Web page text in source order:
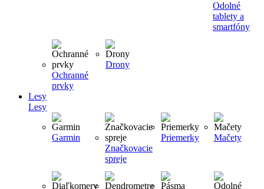
Odolné
tablety a
smartfóny
Ochranné
prvky
Drony
Lesy
Lesy
Garmin
Značkovacie
spreje
Priemerky Mačety